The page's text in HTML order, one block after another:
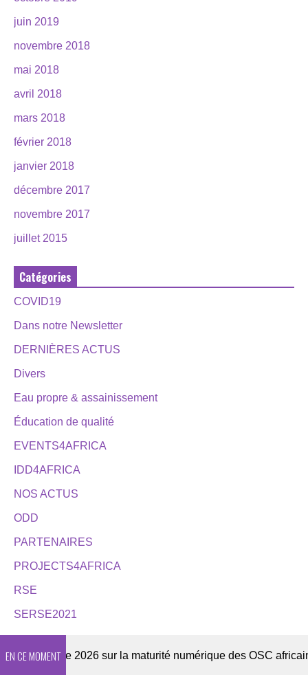
juin 2019
novembre 2018
mai 2018
avril 2018
mars 2018
février 2018
janvier 2018
décembre 2017
novembre 2017
juillet 2015
Catégories
COVID19
Dans notre Newsletter
DERNIÈRES ACTUS
Divers
Eau propre & assainissement
Éducation de qualité
EVENTS4AFRICA
IDD4AFRICA
NOS ACTUS
ODD
PARTENAIRES
PROJECTS4AFRICA
RSE
SERSE2021
EN CE MOMENT
Enquête 2026 sur la maturité numérique des OSC africaines